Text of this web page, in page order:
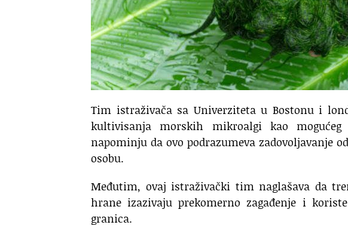
Tim istraživača sa Univerziteta u Bostonu i
kultivisanja morskih mikroalgi kao
napominju da ovo podrazumeva zadovoljavanje
osobu.
Međutim, ovaj istraživački tim naglašava da
hrane izazivaju prekomerno zagađenje i
granica.